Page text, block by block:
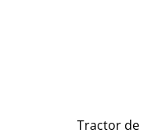
Tractor